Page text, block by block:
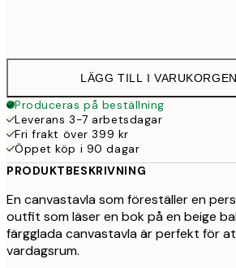
LÄGG TILL I VARUKORGEN
Produceras på beställning
Leverans 3-7 arbetsdagar
Fri frakt över 399 kr
Öppet köp i 90 dagar
PRODUKTBESKRIVNING
En canvastavla som föreställer en
outfit som läser en bok på en beige
färgglada canvastavla är perfekt för
vardagsrum.